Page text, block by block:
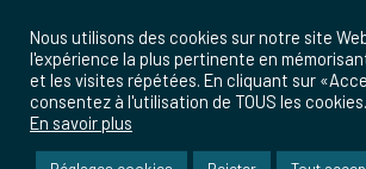
Nous utilisons des cookies sur notre site
l'expérience la plus pertinente en
et les visites répétées. En cliquant sur
consentez à l'utilisation de TOUS les cookies.
En savoir plus